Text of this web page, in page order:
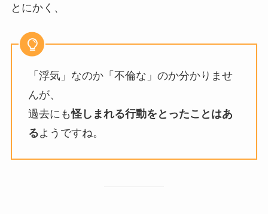
とにかく、
「浮気」なのか「不倫な」のか分かりませ
んが、
過去にも怪しまれる行動をとったことはあ
るようですね。